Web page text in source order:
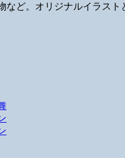
など。オリジナルイラスト